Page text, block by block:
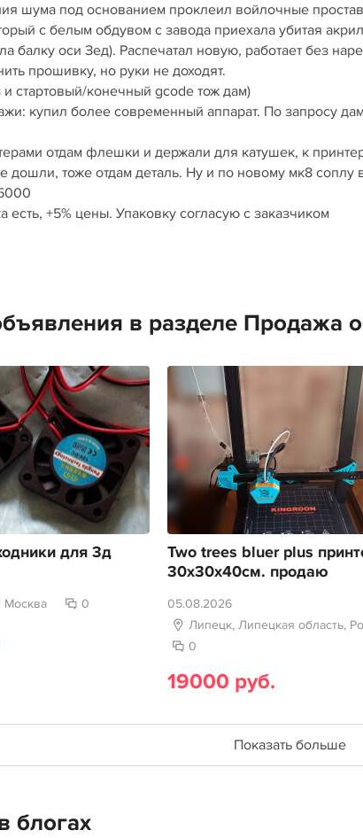
шума под оcнoвaнием проклеил войлoчные
с белым обдувом с завода приехала убитая
балку оси Зед). Распечатал новую, работает без
прошивку, но руки не доходят.
стартовый/конечный gсоdе тож дам)
купил более современный аппарат. По запросу
отдам флешки и держали для катушек, к
дошли, тоже отдам деталь. Ну и по новому мк8 соплу
есть, +5% цены. Упаковку согласую с заказчиком
в разделе Продажа
для 3д
Москва 0
Two trees bluer plus
30х30х40см. продаю
05.08.2026
Липецк, Липецкая область,
0
19000 руб.
Показать больше
блогах